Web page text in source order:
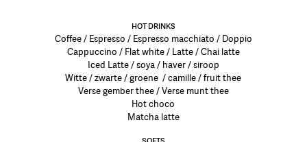
HOT DRINKS
Coffee / Espresso / Espresso macchiato / Doppio
Cappuccino / Flat white / Latte / Chai latte
Iced Latte / soya / haver / siroop
Witte / zwarte / groene / camille / fruit thee
Verse gember thee / Verse munt thee
Hot choco
Matcha latte